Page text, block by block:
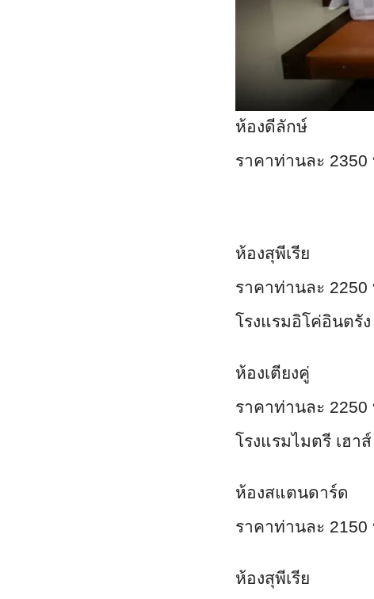
ห้องดีลักษ์
ราคาท่านละ 2350
ห้องสุพีเรีย
ราคาท่านละ 2250
โรงแรมอิโค่อินตรัง
ห้องเตียงคู่
ราคาท่านละ 2250
โรงแรมไมตรี เฮาส์
ห้องสแตนดาร์ด
ราคาท่านละ 2150
ห้องสุพีเรีย